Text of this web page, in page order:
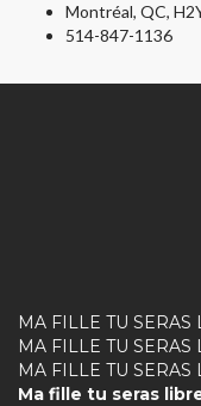
Montréal, QC,
514-847-1136
Ma fille tu seras